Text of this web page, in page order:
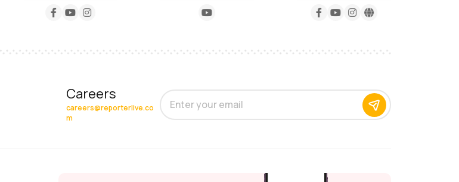
Careers
careers@reporterlive.co
m